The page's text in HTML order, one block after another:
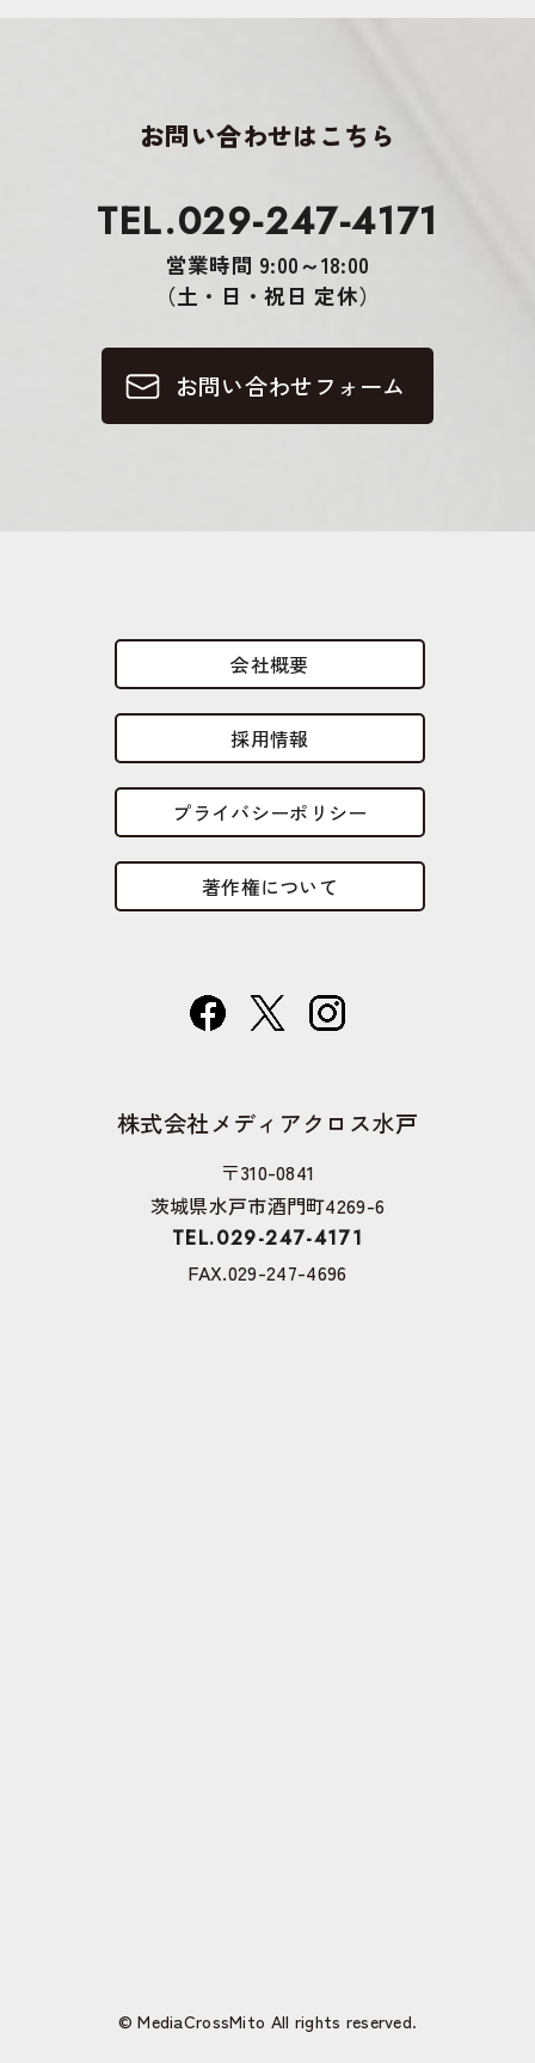
お問い合わせはこちら
TEL.029-247-4171
営業時間 9:00～18:00
（土・日・祝日 定休）
お問い合わせフォーム
会社概要
採用情報
プライバシーポリシー
著作権について
株式会社メディアクロス水戸
〒310-0841
茨城県水戸市酒門町4269-6
TEL.029-247-4171
FAX.029-247-4696
© MediaCrossMito All rights reserved.